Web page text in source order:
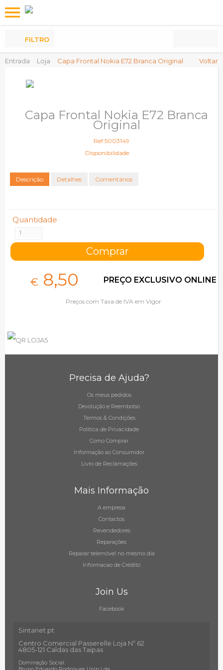
Entrada Loja Capa Frontal Nokia E72 Branca Original Voltar
FILTRO
Capa Frontal Nokia E72 Branca
Original
Ref:5003149
Disponibilidade:
Descrição Detalhes Comentários
Quantidade
€ 8,50 PREÇO EXCLUSIVO ONLINE
Preços com Taxa de IVA em Vigor
Precisa de Ajuda?
Os meus pedidos
Devolução e Reembolso
Termos & Condições
Política de Privacidade
Como Comprar
Informação ao Consumidor
Livro de Reclamações
Mais Informação
A empresa
Contactos
Revendedores
Reparações
Reparar telemóvel no mesmo dia
Informacao de Crédito
Join Us
Facebook
Sintanet.pt
Centro Comercial Passerelle Loja Nº 62
4805-121 Caldas das Taipas
Dominação Social: